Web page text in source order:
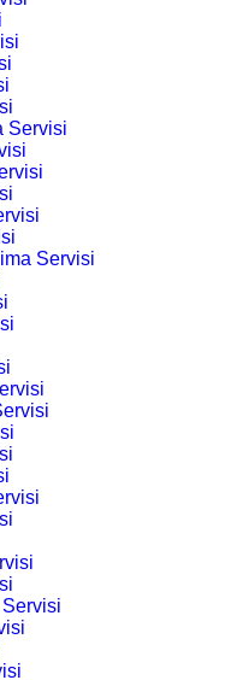
Servisi
Servisi